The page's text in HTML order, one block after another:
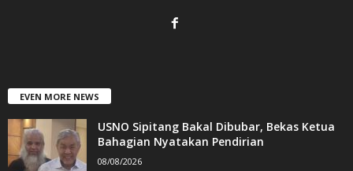
EVEN MORE NEWS
USNO Sipitang Bakal Dibubar, Bekas Ketua
Bahagian Nyatakan Pendirian
08/08/2026